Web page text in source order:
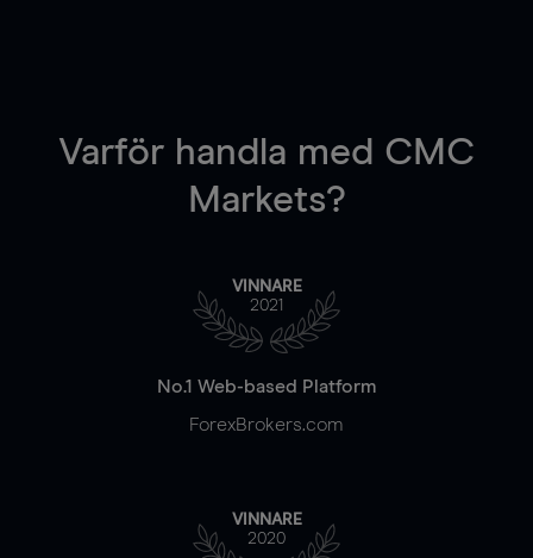
Varför handla med CMC
Markets?
VINNARE
2021
No.1 Web-based Platform
ForexBrokers.com
VINNARE
2020